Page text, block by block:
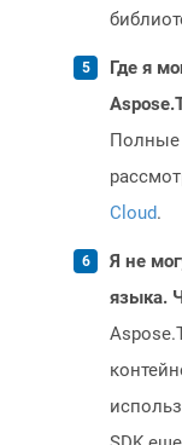
Где я
Полные
Cloud.
Я не
языка.